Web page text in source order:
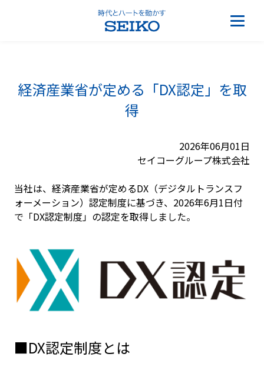
経済産業省が定める「DX認定」を取
得
2026年06月01日
セイコーグループ株式会社
当社は、経済産業省が定めるDX（デジタルトランスフ
ォーメーション）認定制度に基づき、2026年6月1日付
で「DX認定制度」の認定を取得しました。
■DX認定制度とは